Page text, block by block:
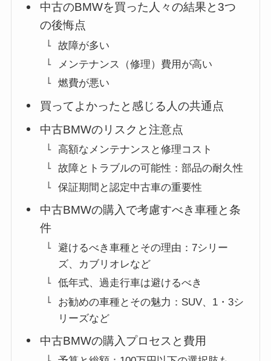
中古のBMWを買った人々の結果と3つ
の後悔点
故障が多い
メンテナンス（修理）費用が高い
燃費が悪い
買ってよかったと感じる人の共通点
中古BMWのリスクと注意点
高額なメンテナンスと修理コスト
故障とトラブルの可能性：部品の耐久性
保証期間と認定中古車の重要性
中古BMWの購入で考慮すべき車種と条
件
避けるべき車種とその理由：7シリー
ズ、カブリオレなど
低年式、過走行車は避けるべき
お勧めの車種とその魅力：SUV、1・3シ
リーズなど
中古BMWの購入プロセスと費用